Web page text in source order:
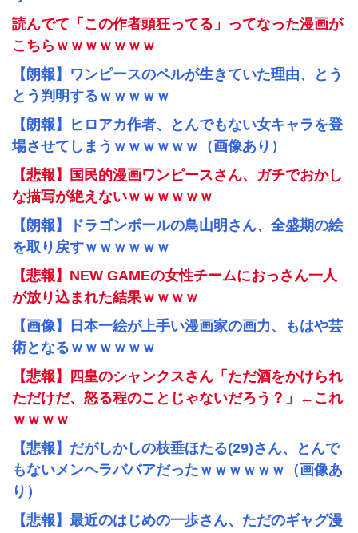
読んでて「この作者頭狂ってる」ってなった漫画が
こちらｗｗｗｗｗｗｗ
【朗報】ワンピースのペルが生きていた理由、とう
とう判明するｗｗｗｗｗ
【朗報】ヒロアカ作者、とんでもない女キャラを登
場させてしまうｗｗｗｗｗｗ（画像あり）
【悲報】国民的漫画ワンピースさん、ガチでおかし
な描写が絶えないｗｗｗｗｗｗ
【朗報】ドラゴンボールの鳥山明さん、全盛期の絵
を取り戻すｗｗｗｗｗｗ
【悲報】NEW GAMEの女性チームにおっさん一人
が放り込まれた結果ｗｗｗｗ
【画像】日本一絵が上手い漫画家の画力、もはや芸
術となるｗｗｗｗｗｗ
【悲報】四皇のシャンクスさん「ただ酒をかけられ
ただけだ、怒る程のことじゃないだろう？」←これ
ｗｗｗｗ
【悲報】だがしかしの枝垂ほたる(29)さん、とんで
もないメンヘラババアだったｗｗｗｗｗｗ（画像あ
り）
【悲報】最近のはじめの一歩さん、ただのギャグ漫